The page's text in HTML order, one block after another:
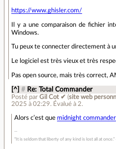
https://www.ghisler.com/
Il y a une comparaison de fichier
Windows.
Tu peux te connecter directement à
Le logiciel est très vieux et très
Pas open source, mais très correct,
[^] # Re: Total Commander
Posté parGil Cot ✔ (site web
2025 à 02:29. Évalué à 2.
Alors c’est que midnight commander
“It is seldom that liberty of any kind is lost all at